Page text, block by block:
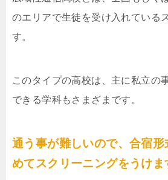
のエリアで生徒を受け入れている
す。
このタイプの高校は、主に私立の
できる学科もさまざまです。
通う事が難しいので、合宿形
めてスクリーニングをうけま